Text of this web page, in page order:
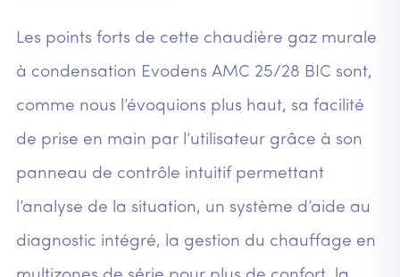
Les points forts de cette chaudière gaz murale
à condensation Evodens AMC 25/28 BIC sont,
comme nous l’évoquions plus haut, sa facilité
de prise en main par l’utilisateur grâce à son
panneau de contrôle intuitif permettant
l’analyse de la situation, un système d’aide au
diagnostic intégré, la gestion du chauffage en